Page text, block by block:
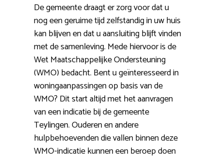
De gemeente draagt er zorg voor dat u
nog een geruime tijd zelfstandig in uw huis
kan blijven en dat u aansluiting blijft vinden
met de samenleving. Mede hiervoor is de
Wet Maatschappelijke Ondersteuning
(WMO) bedacht. Bent u geïnteresseerd in
woningaanpassingen op basis van de
WMO? Dit start altijd met het aanvragen
van een indicatie bij de gemeente
Teylingen. Ouderen en andere
hulpbehoevenden die vallen binnen deze
WMO-indicatie kunnen een beroep doen